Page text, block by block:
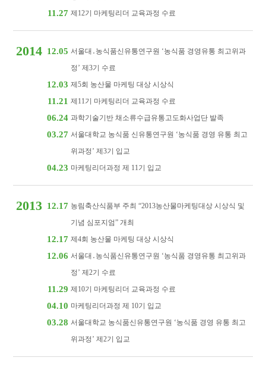
11.27 제12기 마케팅리더 교육과정 수료
2014 12.05 서울대․농식품신유통연구원 ‘농식품 경영유통 최고위과
정’ 제3기 수료
12.03 제5회 농산물 마케팅 대상 시상식
11.21 제11기 마케팅리더 교육과정 수료
06.24 과학기술기반 채소류수급유통고도화사업단 발족
03.27 서울대학교 농식품 신유통연구원 ‘농식품 경영 유통 최고
위과정’ 제3기 입교
04.23 마케팅리더과정 제 11기 입교
2013 12.17 농림축산식품부 주최 “2013농산물마케팅대상 시상식 및
기념 심포지엄” 개최
12.17 제4회 농산물 마케팅 대상 시상식
12.06 서울대․농식품신유통연구원 ‘농식품 경영유통 최고위과
정’ 제2기 수료
11.29 제10기 마케팅리더 교육과정 수료
04.10 마케팅리더과정 제 10기 입교
03.28 서울대학교 농식품신유통연구원 ‘농식품 경영 유통 최고
위과정’ 제2기 입교